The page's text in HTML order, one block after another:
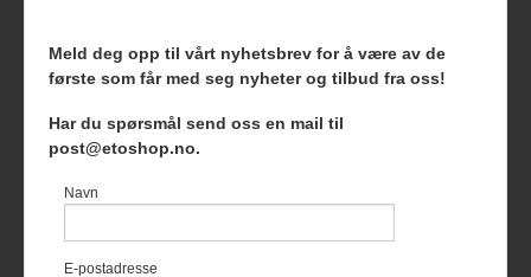
Frakt Kjøpsbetingelser Sikkerhet og personvern
Nyhetsbrev Blogg
Foretaksregisteret 927127954
du får en bedre kjøpsopplevelse og
Meld deg opp til vårt nyhetsbrev for å være av de
første som får med seg nyheter og tilbud fra oss!
Har du spørsmål send oss en mail til
post@etoshop.no.
Navn
E-postadresse